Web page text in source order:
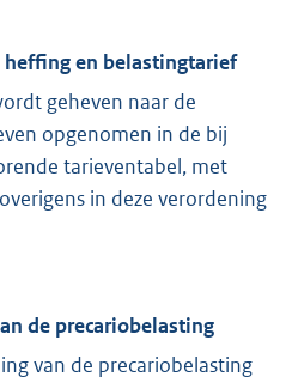
en belastingtarief
geheven naar de
opgenomen in de bij
tarieventabel, met
in deze verordening
de precariobelasting
van de precariobelasting